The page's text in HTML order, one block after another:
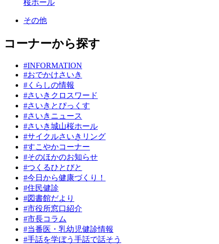
桜ホール
その他
コーナーから探す
#INFORMATION
#おでかけさいき
#くらしの情報
#さいきクロスワード
#さいきとぴっくす
#さいきニュース
#さいき城山桜ホール
#サイクルさいきリング
#すこやかコーナー
#そのほかのお知らせ
#つくるひとびと
#今日から健康づくり！
#住民健診
#図書館だより
#市役所窓口紹介
#市長コラム
#当番医・乳幼児健診情報
#手話を学ぼう手話で話そう